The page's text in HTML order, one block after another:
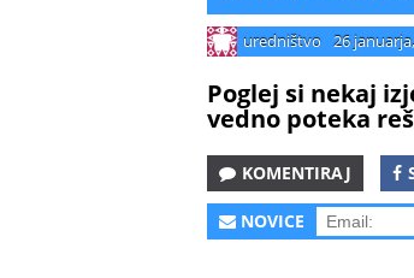
uredništvo 26
Poglej si nekaj
vedno poteka
KOMENTIRAJ
NOVICE